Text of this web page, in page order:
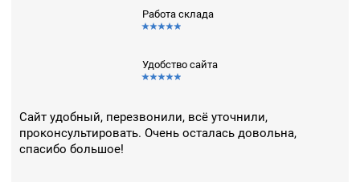
Работа склада
Удобство сайта
Сайт удобный, перезвонили, всё уточнили,
проконсультировать. Очень осталась довольна,
спасибо большое!